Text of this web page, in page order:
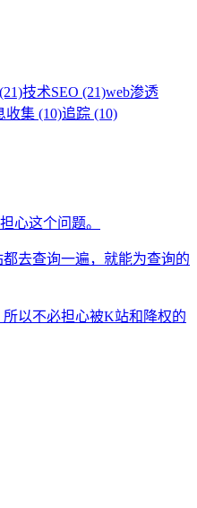
技术SEO (21)web渗透
收集 (10)追踪 (10)
心这个问题。
去查询一遍，就能为查询的
以不必担心被K站和降权的